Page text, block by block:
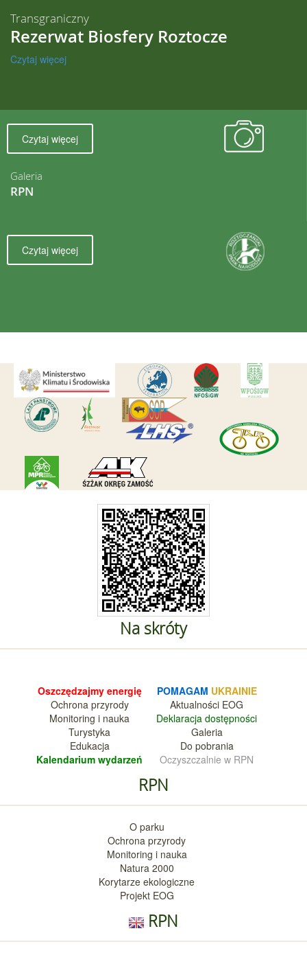
Transgraniczny
Rezerwat Biosfery Roztocze
Czytaj więcej
Galeria
RPN
Czytaj więcej
Czytaj więcej
Na skróty
Oszczędzajmy energię
Ochrona przyrody
Monitoring i nauka
Turystyka
Edukacja
Kalendarium wydarzeń
POMAGAM UKRAINIE
Aktualności EOG
Deklaracja dostępności
Galeria
Do pobrania
Oczyszczalnie w RPN
RPN
O parku
Ochrona przyrody
Monitoring i nauka
Natura 2000
Korytarze ekologiczne
Projekt EOG
RPN